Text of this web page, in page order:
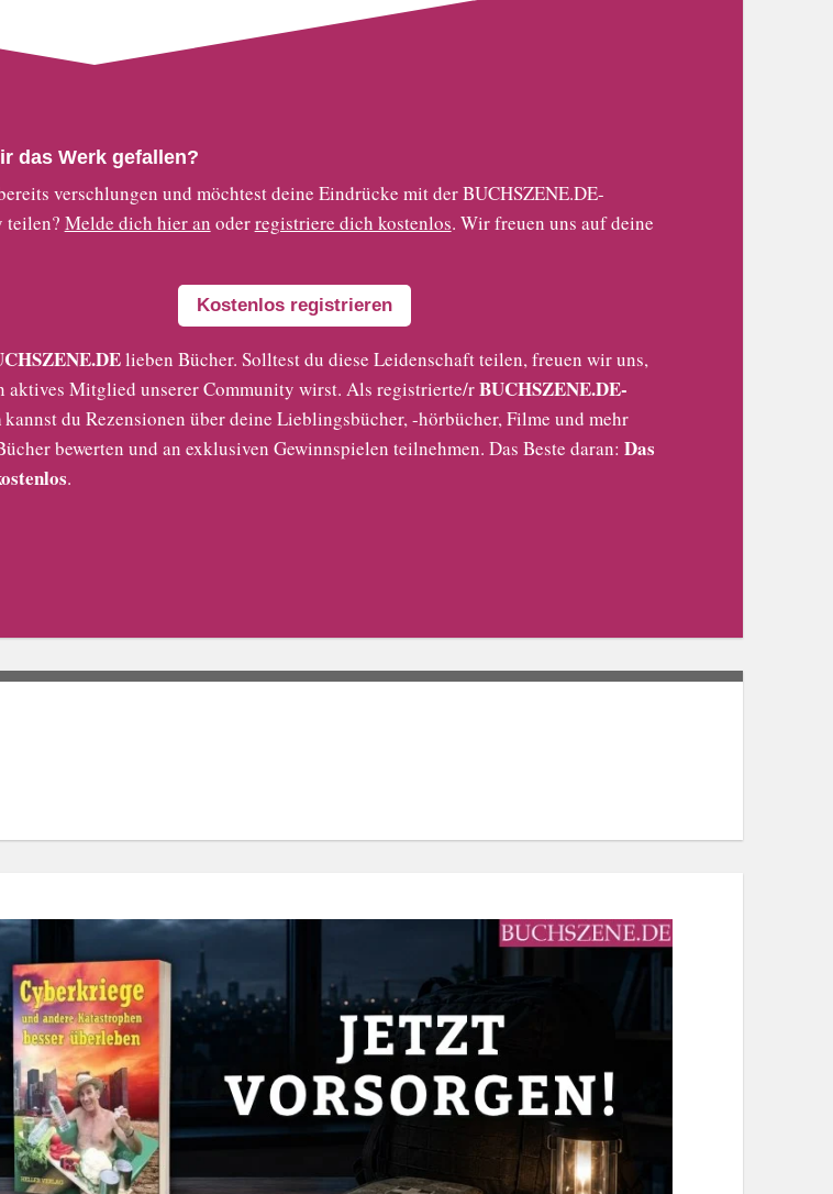
das Werk gefallen?
verschlungen und möchtest deine Eindrücke mit der BUCHSZENE.DE-
teilen? Melde dich hier an oderregistriere dich kostenlos. Wir freuen uns auf deine
Kostenlos registrieren
lieben Bücher. Solltest du diese Leidenschaft teilen, freuen wir uns,
aktives Mitglied unserer Community wirst. Als registrierte/rBUCHSZENE.DE-
kannst du Rezensionen über deine Lieblingsbücher, -hörbücher, Filme und mehr
bewerten und an exklusiven Gewinnspielen teilnehmen. Das Beste daran: Das
.